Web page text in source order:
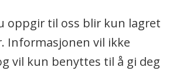
oppgir til oss blir kun lagret
Informasjonen vil ikke
vil kun benyttes til å gi deg